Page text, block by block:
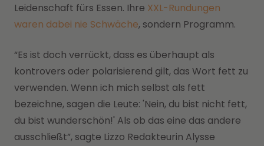
Leidenschaft fürs Essen. Ihre XXL-Rundungen
waren dabei nie Schwäche, sondern Programm.
“Es ist doch verrückt, dass es überhaupt als
kontrovers oder polarisierend gilt, das Wort fett zu
verwenden. Wenn ich mich selbst als fett
bezeichne, sagen die Leute: 'Nein, du bist nicht fett,
du bist wunderschön!' Als ob das eine das andere
ausschließt”, sagte Lizzo Redakteurin Alysse